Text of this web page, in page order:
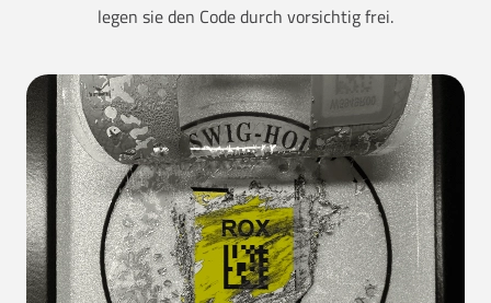
legen sie den Code durch vorsichtig frei.